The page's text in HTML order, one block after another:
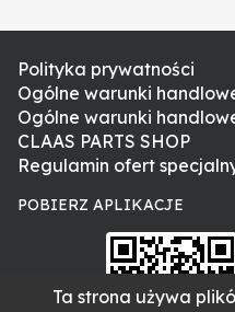
Ta strona używa
Polityka prywatności
Ogólne warunki
Ogólne warunki
CLAAS PARTS SHOP
Regulamin ofert
POBIERZ APLIKACJE